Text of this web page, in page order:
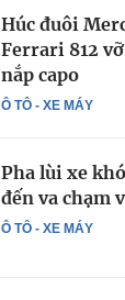
Ô TÔ - XE MÁY
Húc đuôi
Ferrari 812
nắp capo
Ô TÔ - XE MÁY
Pha lùi xe
đến va chạm